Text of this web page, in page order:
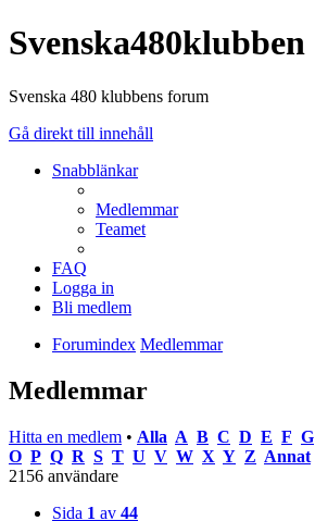
Svenska480klubben
Svenska 480 klubbens forum
Gå direkt till innehåll
Snabblänkar
Medlemmar
Teamet
FAQ
Logga in
Bli medlem
Forumindex Medlemmar
Medlemmar
Hitta en medlem • Alla A B C D E F G
O P Q R S T U V W X Y Z Annat
2156 användare
Sida 1 av 44